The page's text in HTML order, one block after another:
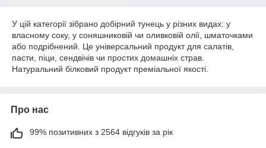
У цій категорії зібрано добірний тунець у різних видах: у
власному соку, у соняшниковій чи оливковій олії, шматочками
або подрібнений. Це універсальний продукт для салатів,
пасти, піци, сендвічів чи простих домашніх страв.
Натуральний білковий продукт преміальної якості.
Про нас
99% позитивних з 2564 відгуків за рік